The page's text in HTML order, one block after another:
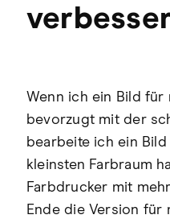
Wenn ich ein Bild für
bevorzugt mit der
bearbeite ich ein
kleinsten Farbraum
Farbdrucker mit
Ende die Version für